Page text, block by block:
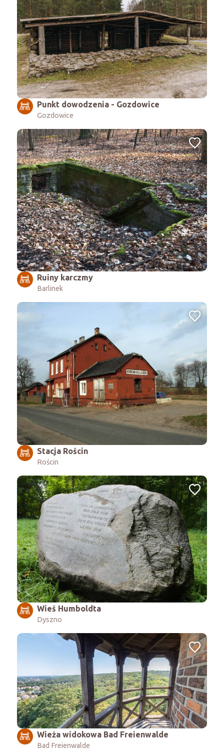
Punkt dowodzenia - Gozdowice
Gozdowice
Ruiny karczmy
Barlinek
Stacja Rościn
Rościn
Wieś Humboldta
Dyszno
Wieża widokowa Bad Freienwalde
Bad Freienwalde